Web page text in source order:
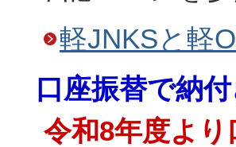
軽JNKSと軽
口座振替で納
令和8年度よ